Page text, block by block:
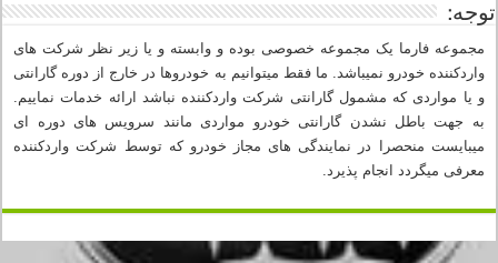
توجه:
مجموعه فارما یک مجموعه خصوصی بوده و وابسته و یا زیر نظر شرکت های
واردکننده خودرو نمیباشد. ما فقط میتوانیم به خودروها در خارج از دوره گارانتی
و یا مواردی که مشمول گارانتی شرکت واردکننده نباشد ارائه خدمات نماییم.
به جهت باطل نشدن گارانتی خودرو مواردی مانند سرویس های دوره ای
میبایست منحصرا در نمایندگی های مجاز خودرو که توسط شرکت واردکننده
معرفی میگردد انجام پذیرد.